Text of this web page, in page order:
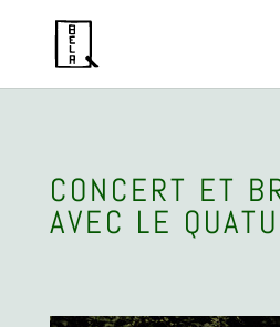
CONCERT ET
AVEC LE